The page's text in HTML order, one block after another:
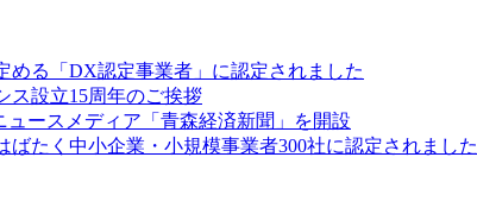
める「DX認定事業者」に認定されました
ス設立15周年のご挨拶
ュースメディア「青森経済新聞」を開設
たく中小企業・小規模事業者300社に認定されました